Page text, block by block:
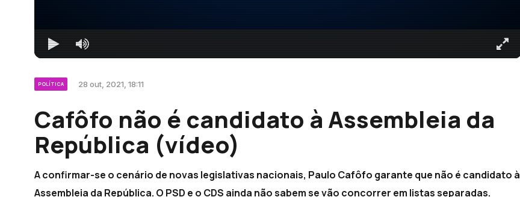
POLÍTICA 28 out, 2021, 18:11
Cafôfo não é candidato à Assembleia da
República (vídeo)
A confirmar-se o cenário de novas legislativas nacionais, Paulo Cafôfo garante que não é candidato à
Assembleia da República. O PSD e o CDS ainda não sabem se vão concorrer em listas separadas.